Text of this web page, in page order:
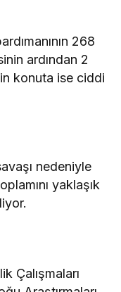
268
ardından 2
konuta ise ciddi
nedeniyle
yaklaşık
Çalışmaları